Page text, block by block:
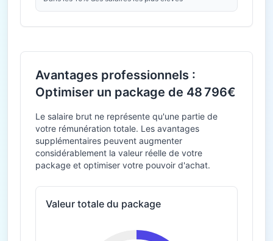
Avantages professionnels :
Optimiser un package de 48 796€
Le salaire brut ne représente qu'une partie de
votre rémunération totale. Les avantages
supplémentaires peuvent augmenter
considérablement la valeur réelle de votre
package et optimiser votre pouvoir d'achat.
Valeur totale du package